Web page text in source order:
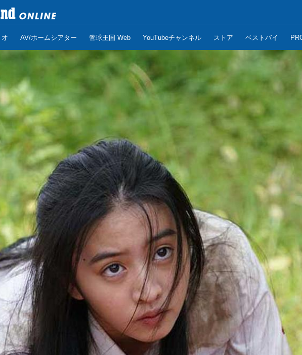
オ AV/ホームシアター 管球王国 Web YouTubeチャンネル ストア ベストバイ